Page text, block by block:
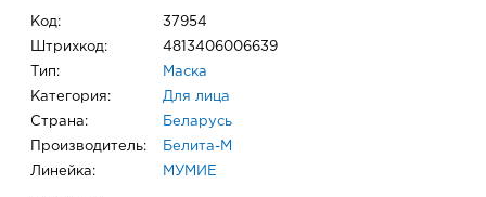
Код: 37954
Штрихкод: 4813406006639
Тип: Маска
Категория: Для лица
Страна: Беларусь
Производитель: Белита-М
Линейка: МУМИЕ